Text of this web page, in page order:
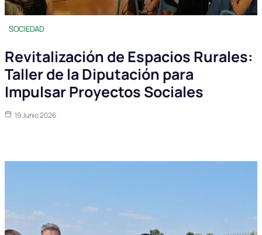
SOCIEDAD
Revitalización de Espacios Rurales:
Taller de la Diputación para
Impulsar Proyectos Sociales
19 Junio 2026